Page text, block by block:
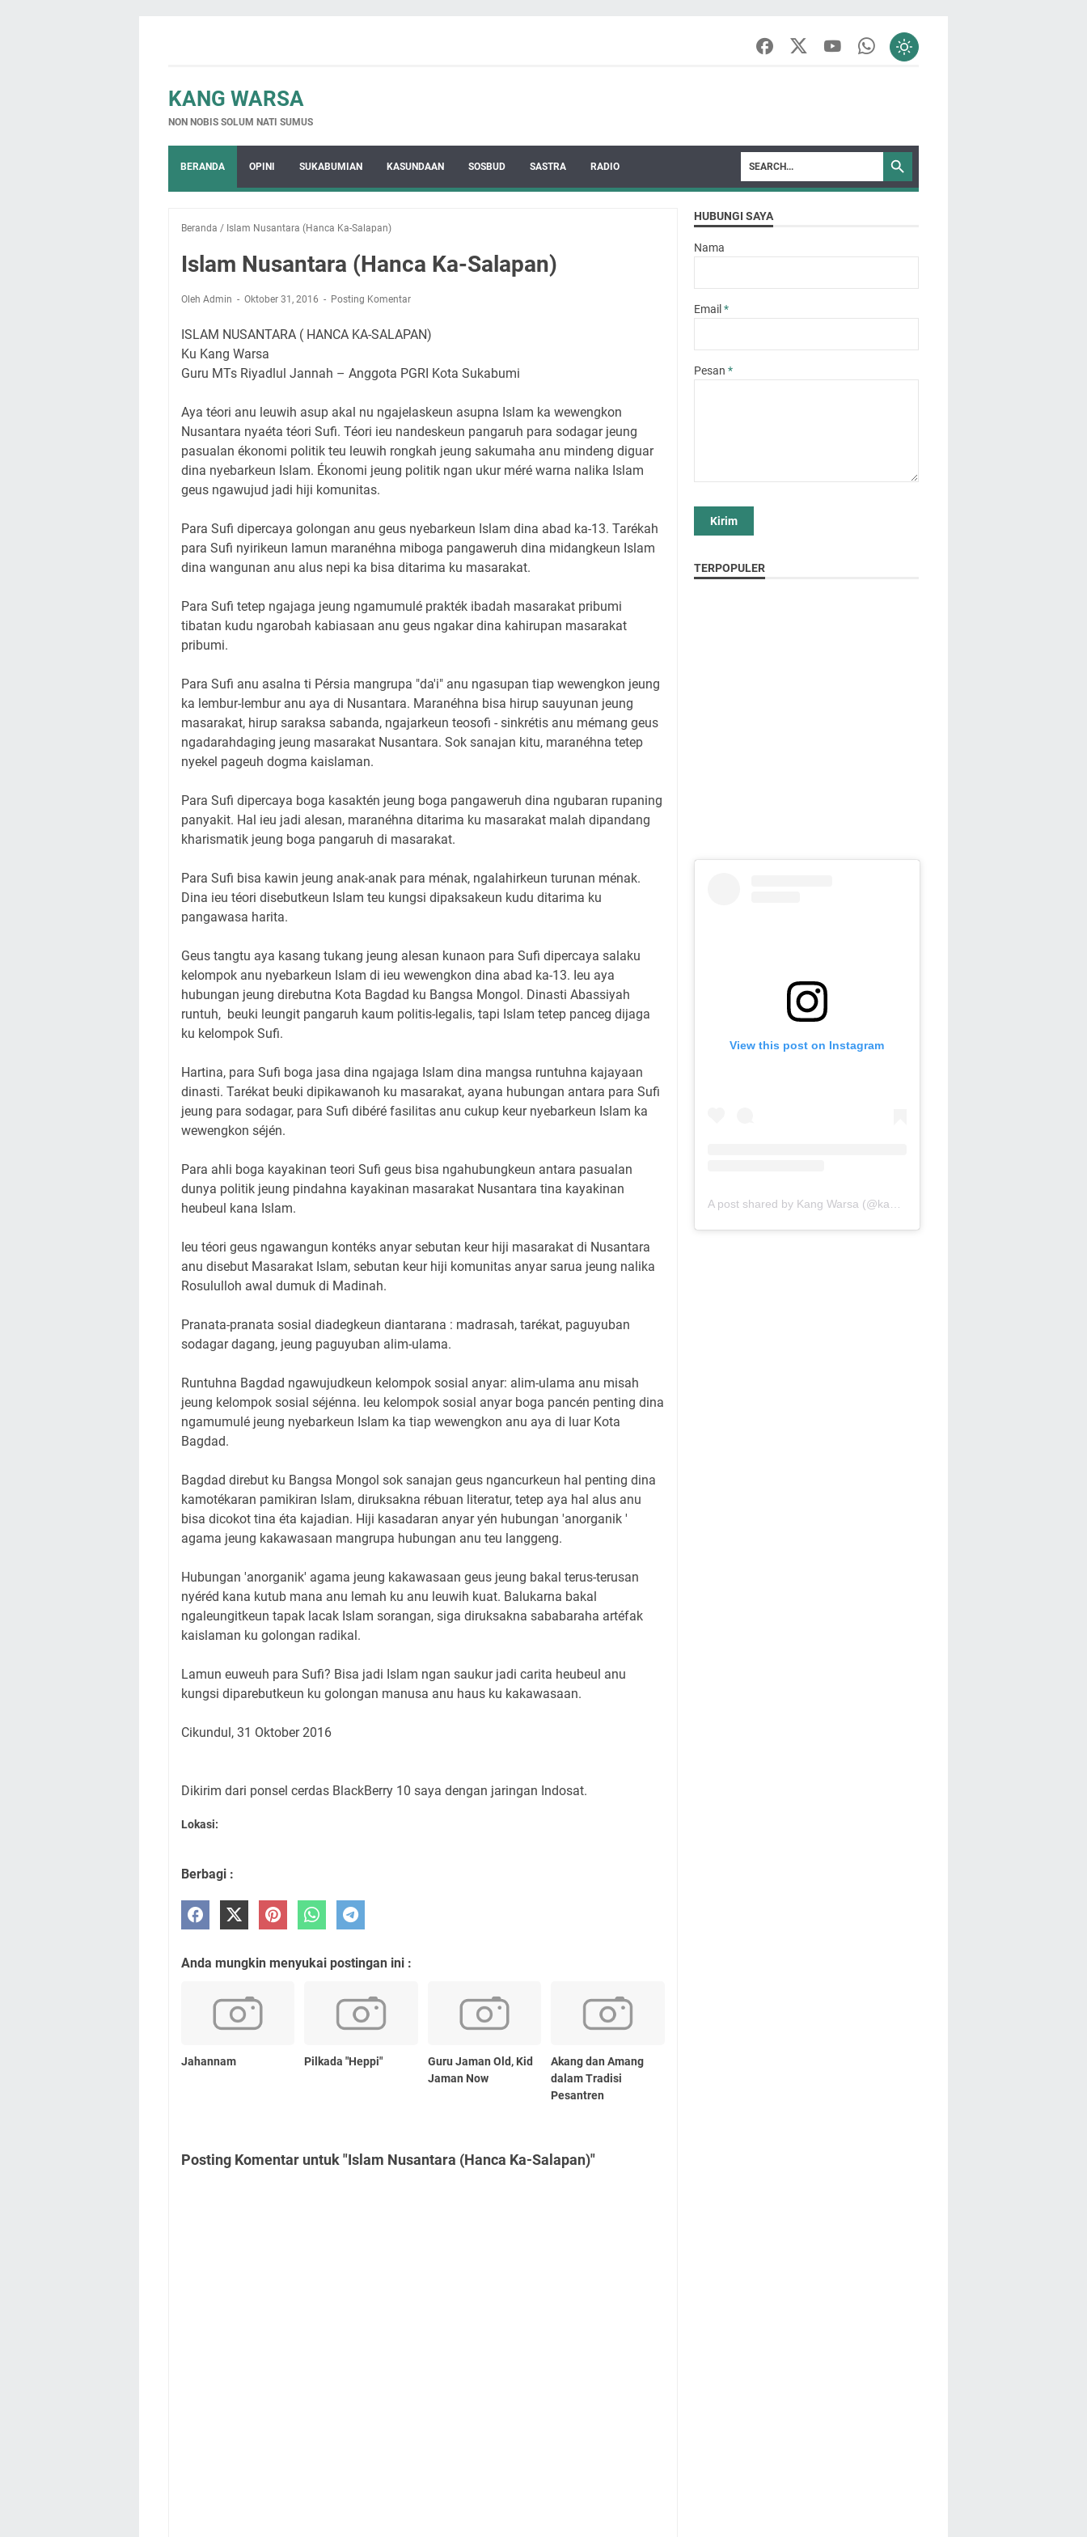
KANG WARSA
NON NOBIS SOLUM NATI SUMUS
BERANDA OPINI SUKABUMIAN KASUNDAAN SOSBUD SASTRA RADIO
Beranda / Islam Nusantara (Hanca Ka-Salapan)
Islam Nusantara (Hanca Ka-Salapan)
Oleh Admin Oktober 31, 2016 Posting Komentar
ISLAM NUSANTARA ( HANCA KA-SALAPAN)
Ku Kang Warsa
Guru MTs Riyadlul Jannah – Anggota PGRI Kota Sukabumi
Aya téori anu leuwih asup akal nu ngajelaskeun asupna Islam ka wewengkon
Nusantara nyaéta téori Sufi. Téori ieu nandeskeun pangaruh para sodagar jeung
pasualan ékonomi politik teu leuwih rongkah jeung sakumaha anu mindeng diguar
dina nyebarkeun Islam. Ékonomi jeung politik ngan ukur méré warna nalika Islam
geus ngawujud jadi hiji komunitas.
Para Sufi dipercaya golongan anu geus nyebarkeun Islam dina abad ka-13. Tarékah
para Sufi nyirikeun lamun maranéhna miboga pangaweruh dina midangkeun Islam
dina wangunan anu alus nepi ka bisa ditarima ku masarakat.
Para Sufi tetep ngajaga jeung ngamumulé prakték ibadah masarakat pribumi
tibatan kudu ngarobah kabiasaan anu geus ngakar dina kahirupan masarakat
pribumi.
Para Sufi anu asalna ti Pérsia mangrupa "da'i" anu ngasupan tiap wewengkon jeung
ka lembur-lembur anu aya di Nusantara. Maranéhna bisa hirup sauyunan jeung
masarakat, hirup saraksa sabanda, ngajarkeun teosofi - sinkrétis anu mémang geus
ngadarahdaging jeung masarakat Nusantara. Sok sanajan kitu, maranéhna tetep
nyekel pageuh dogma kaislaman.
Para Sufi dipercaya boga kasaktén jeung boga pangaweruh dina ngubaran rupaning
panyakit. Hal ieu jadi alesan, maranéhna ditarima ku masarakat malah dipandang
kharismatik jeung boga pangaruh di masarakat.
Para Sufi bisa kawin jeung anak-anak para ménak, ngalahirkeun turunan ménak.
Dina ieu téori disebutkeun Islam teu kungsi dipaksakeun kudu ditarima ku
pangawasa harita.
Geus tangtu aya kasang tukang jeung alesan kunaon para Sufi dipercaya salaku
kelompok anu nyebarkeun Islam di ieu wewengkon dina abad ka-13. Ieu aya
hubungan jeung direbutna Kota Bagdad ku Bangsa Mongol. Dinasti Abassiyah
runtuh, beuki leungit pangaruh kaum politis-legalis, tapi Islam tetep panceg dijaga
ku kelompok Sufi.
Hartina, para Sufi boga jasa dina ngajaga Islam dina mangsa runtuhna kajayaan
dinasti. Tarékat beuki dipikawanoh ku masarakat, ayana hubungan antara para Sufi
jeung para sodagar, para Sufi dibéré fasilitas anu cukup keur nyebarkeun Islam ka
wewengkon séjén.
Para ahli boga kayakinan teori Sufi geus bisa ngahubungkeun antara pasualan
dunya politik jeung pindahna kayakinan masarakat Nusantara tina kayakinan
heubeul kana Islam.
Ieu téori geus ngawangun kontéks anyar sebutan keur hiji masarakat di Nusantara
anu disebut Masarakat Islam, sebutan keur hiji komunitas anyar sarua jeung nalika
Rosululloh awal dumuk di Madinah.
Pranata-pranata sosial diadegkeun diantarana : madrasah, tarékat, paguyuban
sodagar dagang, jeung paguyuban alim-ulama.
Runtuhna Bagdad ngawujudkeun kelompok sosial anyar: alim-ulama anu misah
jeung kelompok sosial séjénna. Ieu kelompok sosial anyar boga pancén penting dina
ngamumulé jeung nyebarkeun Islam ka tiap wewengkon anu aya di luar Kota
Bagdad.
Bagdad direbut ku Bangsa Mongol sok sanajan geus ngancurkeun hal penting dina
kamotékaran pamikiran Islam, diruksakna rébuan literatur, tetep aya hal alus anu
bisa dicokot tina éta kajadian. Hiji kasadaran anyar yén hubungan 'anorganik '
agama jeung kakawasaan mangrupa hubungan anu teu langgeng.
Hubungan 'anorganik' agama jeung kakawasaan geus jeung bakal terus-terusan
nyéréd kana kutub mana anu lemah ku anu leuwih kuat. Balukarna bakal
ngaleungitkeun tapak lacak Islam sorangan, siga diruksakna sababaraha artéfak
kaislaman ku golongan radikal.
Lamun euweuh para Sufi? Bisa jadi Islam ngan saukur jadi carita heubeul anu
kungsi diparebutkeun ku golongan manusa anu haus ku kakawasaan.
Cikundul, 31 Oktober 2016
Dikirim dari ponsel cerdas BlackBerry 10 saya dengan jaringan Indosat.
Lokasi:
Berbagi :
Anda mungkin menyukai postingan ini :
Jahannam Pilkada "Heppi"
Guru Jaman Old, Kid
Jaman Now
Akang dan Amang
dalam Tradisi
Pesantren
Posting Komentar untuk "Islam Nusantara (Hanca Ka-Salapan)"
HUBUNGI SAYA
Nama
Email *
Pesan *
TERPOPULER
View this post on Instagram